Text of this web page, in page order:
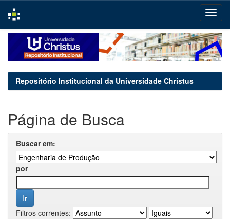
navigation
Repositório Institucional da Universidade Christus
Página de Busca
Buscar em:
por
Filtros correntes: